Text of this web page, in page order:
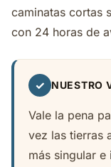
caminatas cortas
con 24 horas de
✓ NUESTRO
Vale la pena
vez las tierras
más singular